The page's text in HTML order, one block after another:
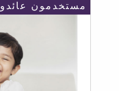
مستخدمون